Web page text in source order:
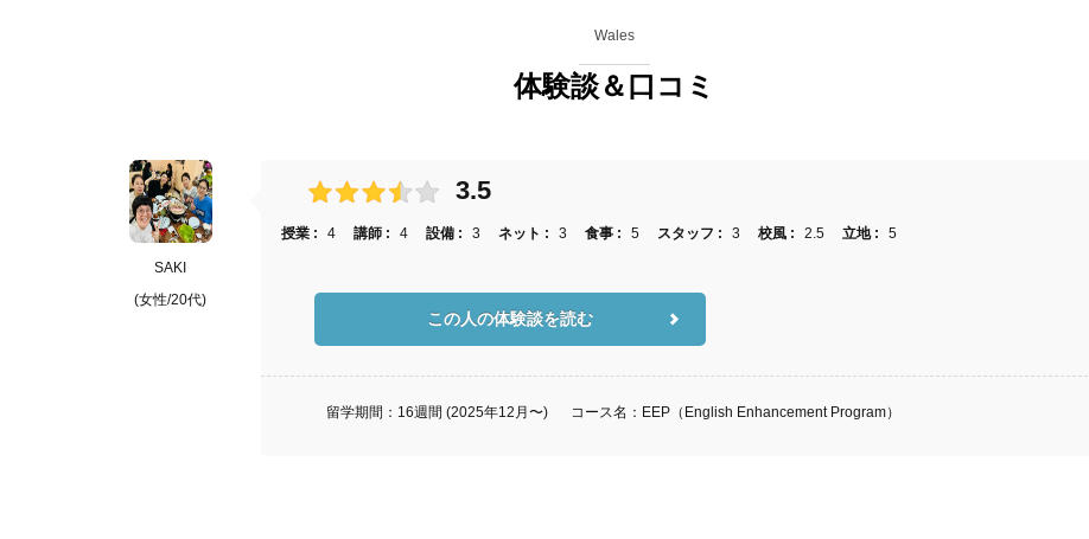
Wales
体験談＆口コミ
SAKI
(女性/20代)
3.5
授業 : 4 講師 : 4 設備 : 3 ネット : 3 食事 : 5 スタッフ : 3 校風 : 2.5 立地 : 5
この人の体験談を読む
留学期間：16週間 (2025年12月〜) コース名：EEP（English Enhancement Program）